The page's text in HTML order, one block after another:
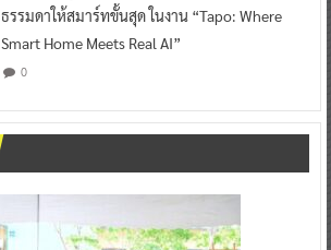
ธรรมดาให้สมาร์ทขั้นสุด ในงาน “Tapo: Where
Smart Home Meets Real AI”
0